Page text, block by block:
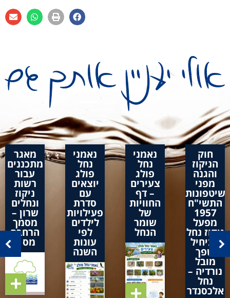
חוק
הניקוז
והגנה
מפני
שיטפונות
התשי"ח
1957
מפעל
ניקוז נחל
אביחיל
שפך
מובל
נורדיה –
נחל
אלכסנדר
נאמני
נחל
פולג
צעירים
– דף
החוויות
של
שומר
הנחל
נאמני
נחל
פולג
יוצאים
עם
סדרת
פעילויות
לילדים
לפי
עונות
השנה
מאגר
מתכננים
עבור
רשות
ניקוז
ונחלים
שרון –
מסמך
הרחבה
מס 1